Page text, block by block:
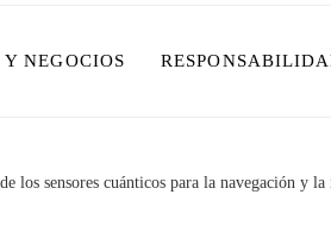
NEGOCIOS
los sensores cuánticos para la navegación y